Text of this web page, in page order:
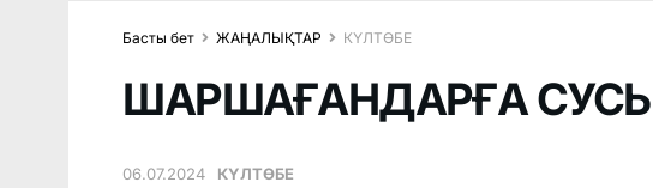
Басты бет ЖАҢАЛЫҚТАР КҮЛТӨБЕ
ШАРШАҒАНДАРҒА
06.07.2024 КҮЛТӨБЕ